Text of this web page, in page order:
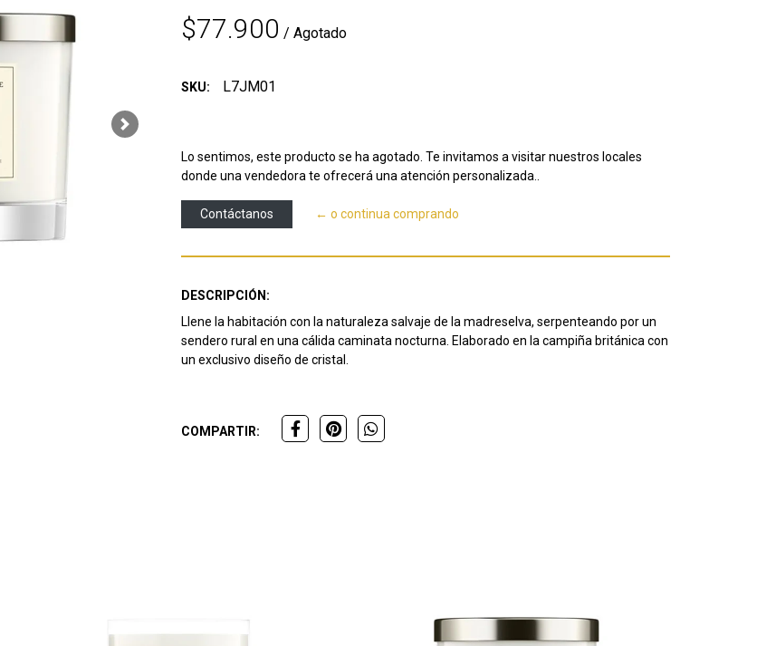
Next
$77.900 / Agotado
SKU: L7JM01
Lo sentimos, este producto se ha agotado. Te invitamos a visitar nuestros locales
donde una vendedora te ofrecerá una atención personalizada..
Contáctanos ← o continua comprando
DESCRIPCIÓN:
Llene la habitación con la naturaleza salvaje de la madreselva, serpenteando por un
sendero rural en una cálida caminata nocturna. Elaborado en la campiña británica con
un exclusivo diseño de cristal.
COMPARTIR: